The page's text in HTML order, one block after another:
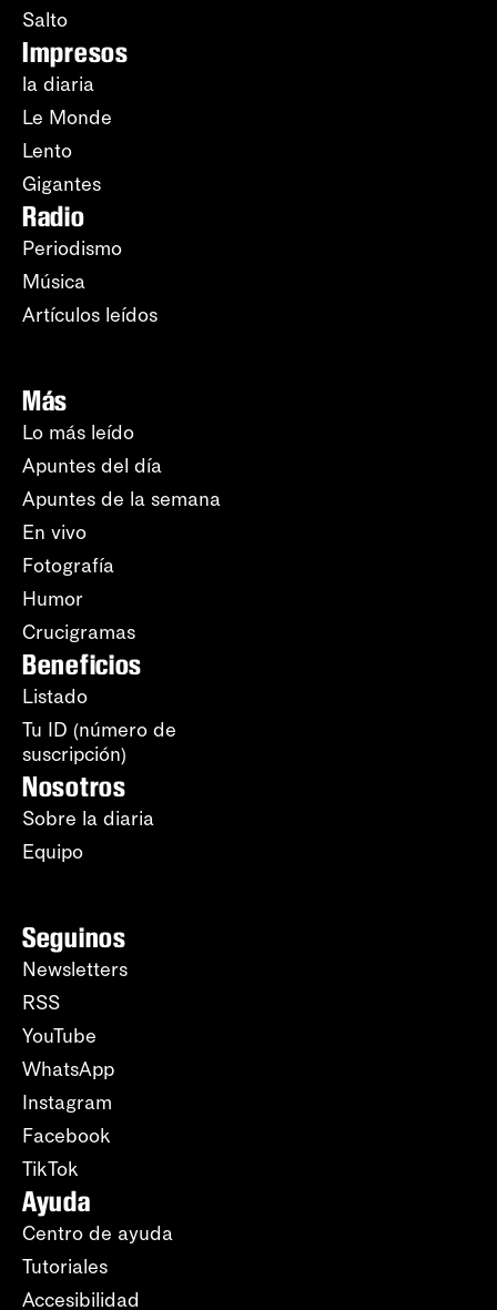
Salto
Impresos
la diaria
Le Monde
Lento
Gigantes
Radio
Periodismo
Música
Artículos leídos
Más
Lo más leído
Apuntes del día
Apuntes de la semana
En vivo
Fotografía
Humor
Crucigramas
Beneficios
Listado
Tu ID (número de
suscripción)
Nosotros
Sobre la diaria
Equipo
Seguinos
Newsletters
RSS
YouTube
WhatsApp
Instagram
Facebook
TikTok
Ayuda
Centro de ayuda
Tutoriales
Accesibilidad